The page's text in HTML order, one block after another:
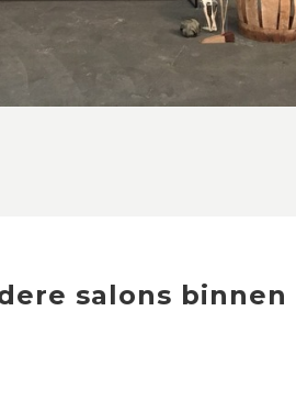
salons binnen